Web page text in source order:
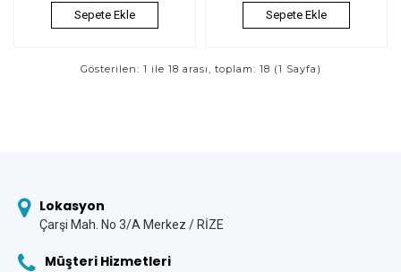
Sepete Ekle Sepete Ekle
Gösterilen: 1 ile 18 arası, toplam: 18 (1 Sayfa)
Lokasyon
Çarşi Mah. No 3/A Merkez / RİZE
Müşteri Hizmetleri